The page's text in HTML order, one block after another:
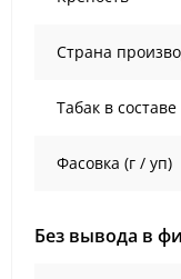
Страна
Табак в составе
Фасовка (г / уп)
Без вывода в